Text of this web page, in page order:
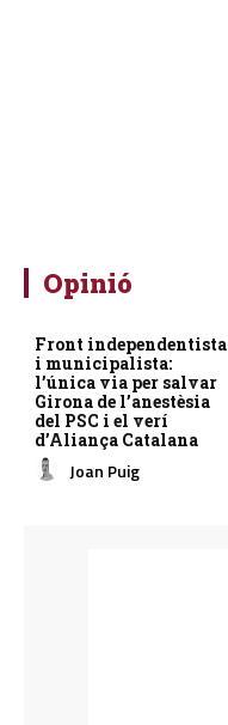
Opinió
Front independentista
i municipalista:
l’única via per salvar
Girona de l’anestèsia
del PSC i el verí
d’Aliança Catalana
Joan Puig